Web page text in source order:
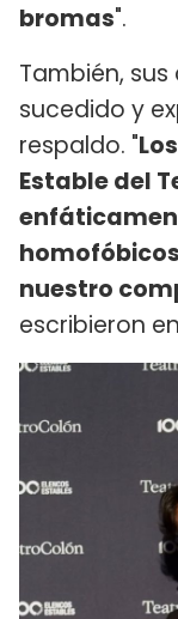
bromas".
También,
sucedido y
respaldo. "
Estable del
nuestro
escribieron